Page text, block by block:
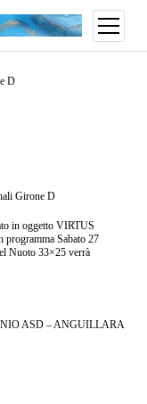
D
Girone D
in oggetto VIRTUS
Sabato 27
Nuoto 33×25 verrà
ASD – ANGUILLARA